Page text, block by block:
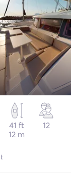
41 ft
12 m
12